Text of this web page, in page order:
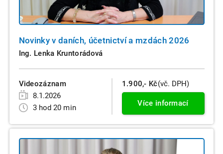
Novinky v daních, účetnictví a mzdách 2026
Ing. Lenka Kruntorádová
Videozáznam
8.1.2026
3 hod 20 min
1.900,- Kč(vč. DPH)
Více informací